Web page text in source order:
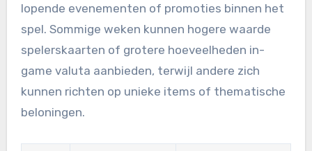
lopende evenementen of promoties binnen het
spel. Sommige weken kunnen hogere waarde
spelerskaarten of grotere hoeveelheden in-
game valuta aanbieden, terwijl andere zich
kunnen richten op unieke items of thematische
beloningen.